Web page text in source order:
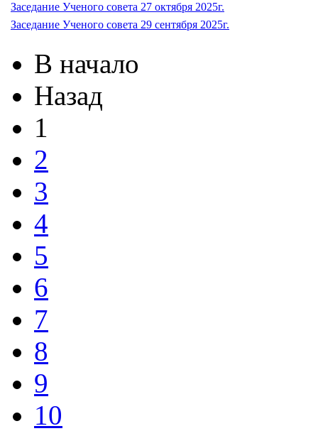
Заседание Ученого совета 27 октября 2025г.
Заседание Ученого совета 29 сентября 2025г.
В начало
Назад
1
2
3
4
5
6
7
8
9
10